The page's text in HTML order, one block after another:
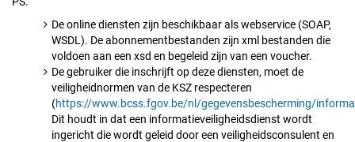
De online diensten zijn beschikbaar als webservice (SOAP,
WSDL). De abonnementbestanden zijn xml bestanden die
voldoen aan een xsd en begeleid zijn van een voucher.
De gebruiker die inschrijft op deze diensten, moet de
veiligheidnormen van de KSZ respecteren
(https://www.bcss.fgov.be/nl/gegevensbescherming/
Dit houdt in dat een informatieveiligheidsdienst wordt
ingericht die wordt geleid door een veiligheidsconsulent en